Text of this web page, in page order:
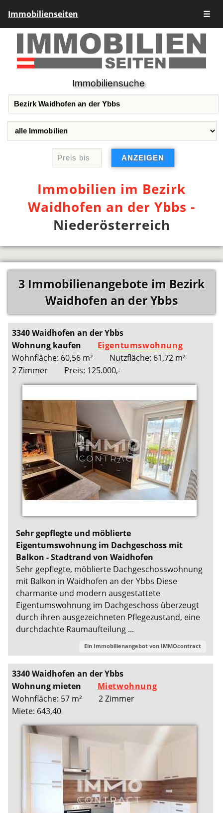
Immobilienseiten ☰
Immobiliensuche
Immobilien im Bezirk
Waidhofen an der Ybbs -
Niederösterreich
3 Immobilienangebote im Bezirk
Waidhofen an der Ybbs
3340 Waidhofen an der Ybbs
Wohnung kaufen
Eigentumswohnung
Wohnfläche: 60,56 m²
Nutzfläche: 61,72 m²
2 Zimmer
Preis: 125.000,-
Sehr gepflegte und möblierte
Eigentumswohnung im Dachgeschoss mit
Balkon - Stadtrand von Waidhofen
Sehr gepflegte, möblierte Dachgeschosswohnung
mit Balkon in Waidhofen an der Ybbs Diese
charmante und modern ausgestattete
Eigentumswohnung im Dachgeschoss überzeugt
durch ihren ausgezeichneten Pflegezustand, eine
durchdachte Raumaufteilung ...
Ein Immobilienangebot von IMMOcontract
3340 Waidhofen an der Ybbs
Wohnung mieten
Mietwohnung
Wohnfläche: 57 m²
2 Zimmer
Miete: 643,40